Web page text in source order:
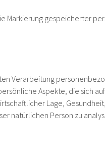
Markierung gespeicherter
Verarbeitung
Aspekte, die sich
Lage,
natürlichen Person zu